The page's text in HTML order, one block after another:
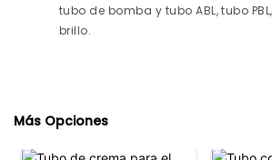
tubo de bomba y tubo ABL, tubo
brillo.
Más Opciones